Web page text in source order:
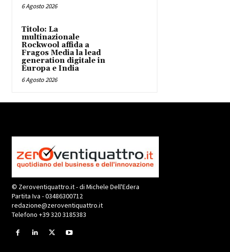
6 Agosto 2026
Titolo: La
multinazionale
Rockwool affida a
Fragos Media la lead
generation digitale in
Europa e India
6 Agosto 2026
© Zeroventiquattro.it - di Michele Dell'Edera
Partita Iva - 03486300712
redazione@zeroventiquattro.it
Telefono +39 320 3185383